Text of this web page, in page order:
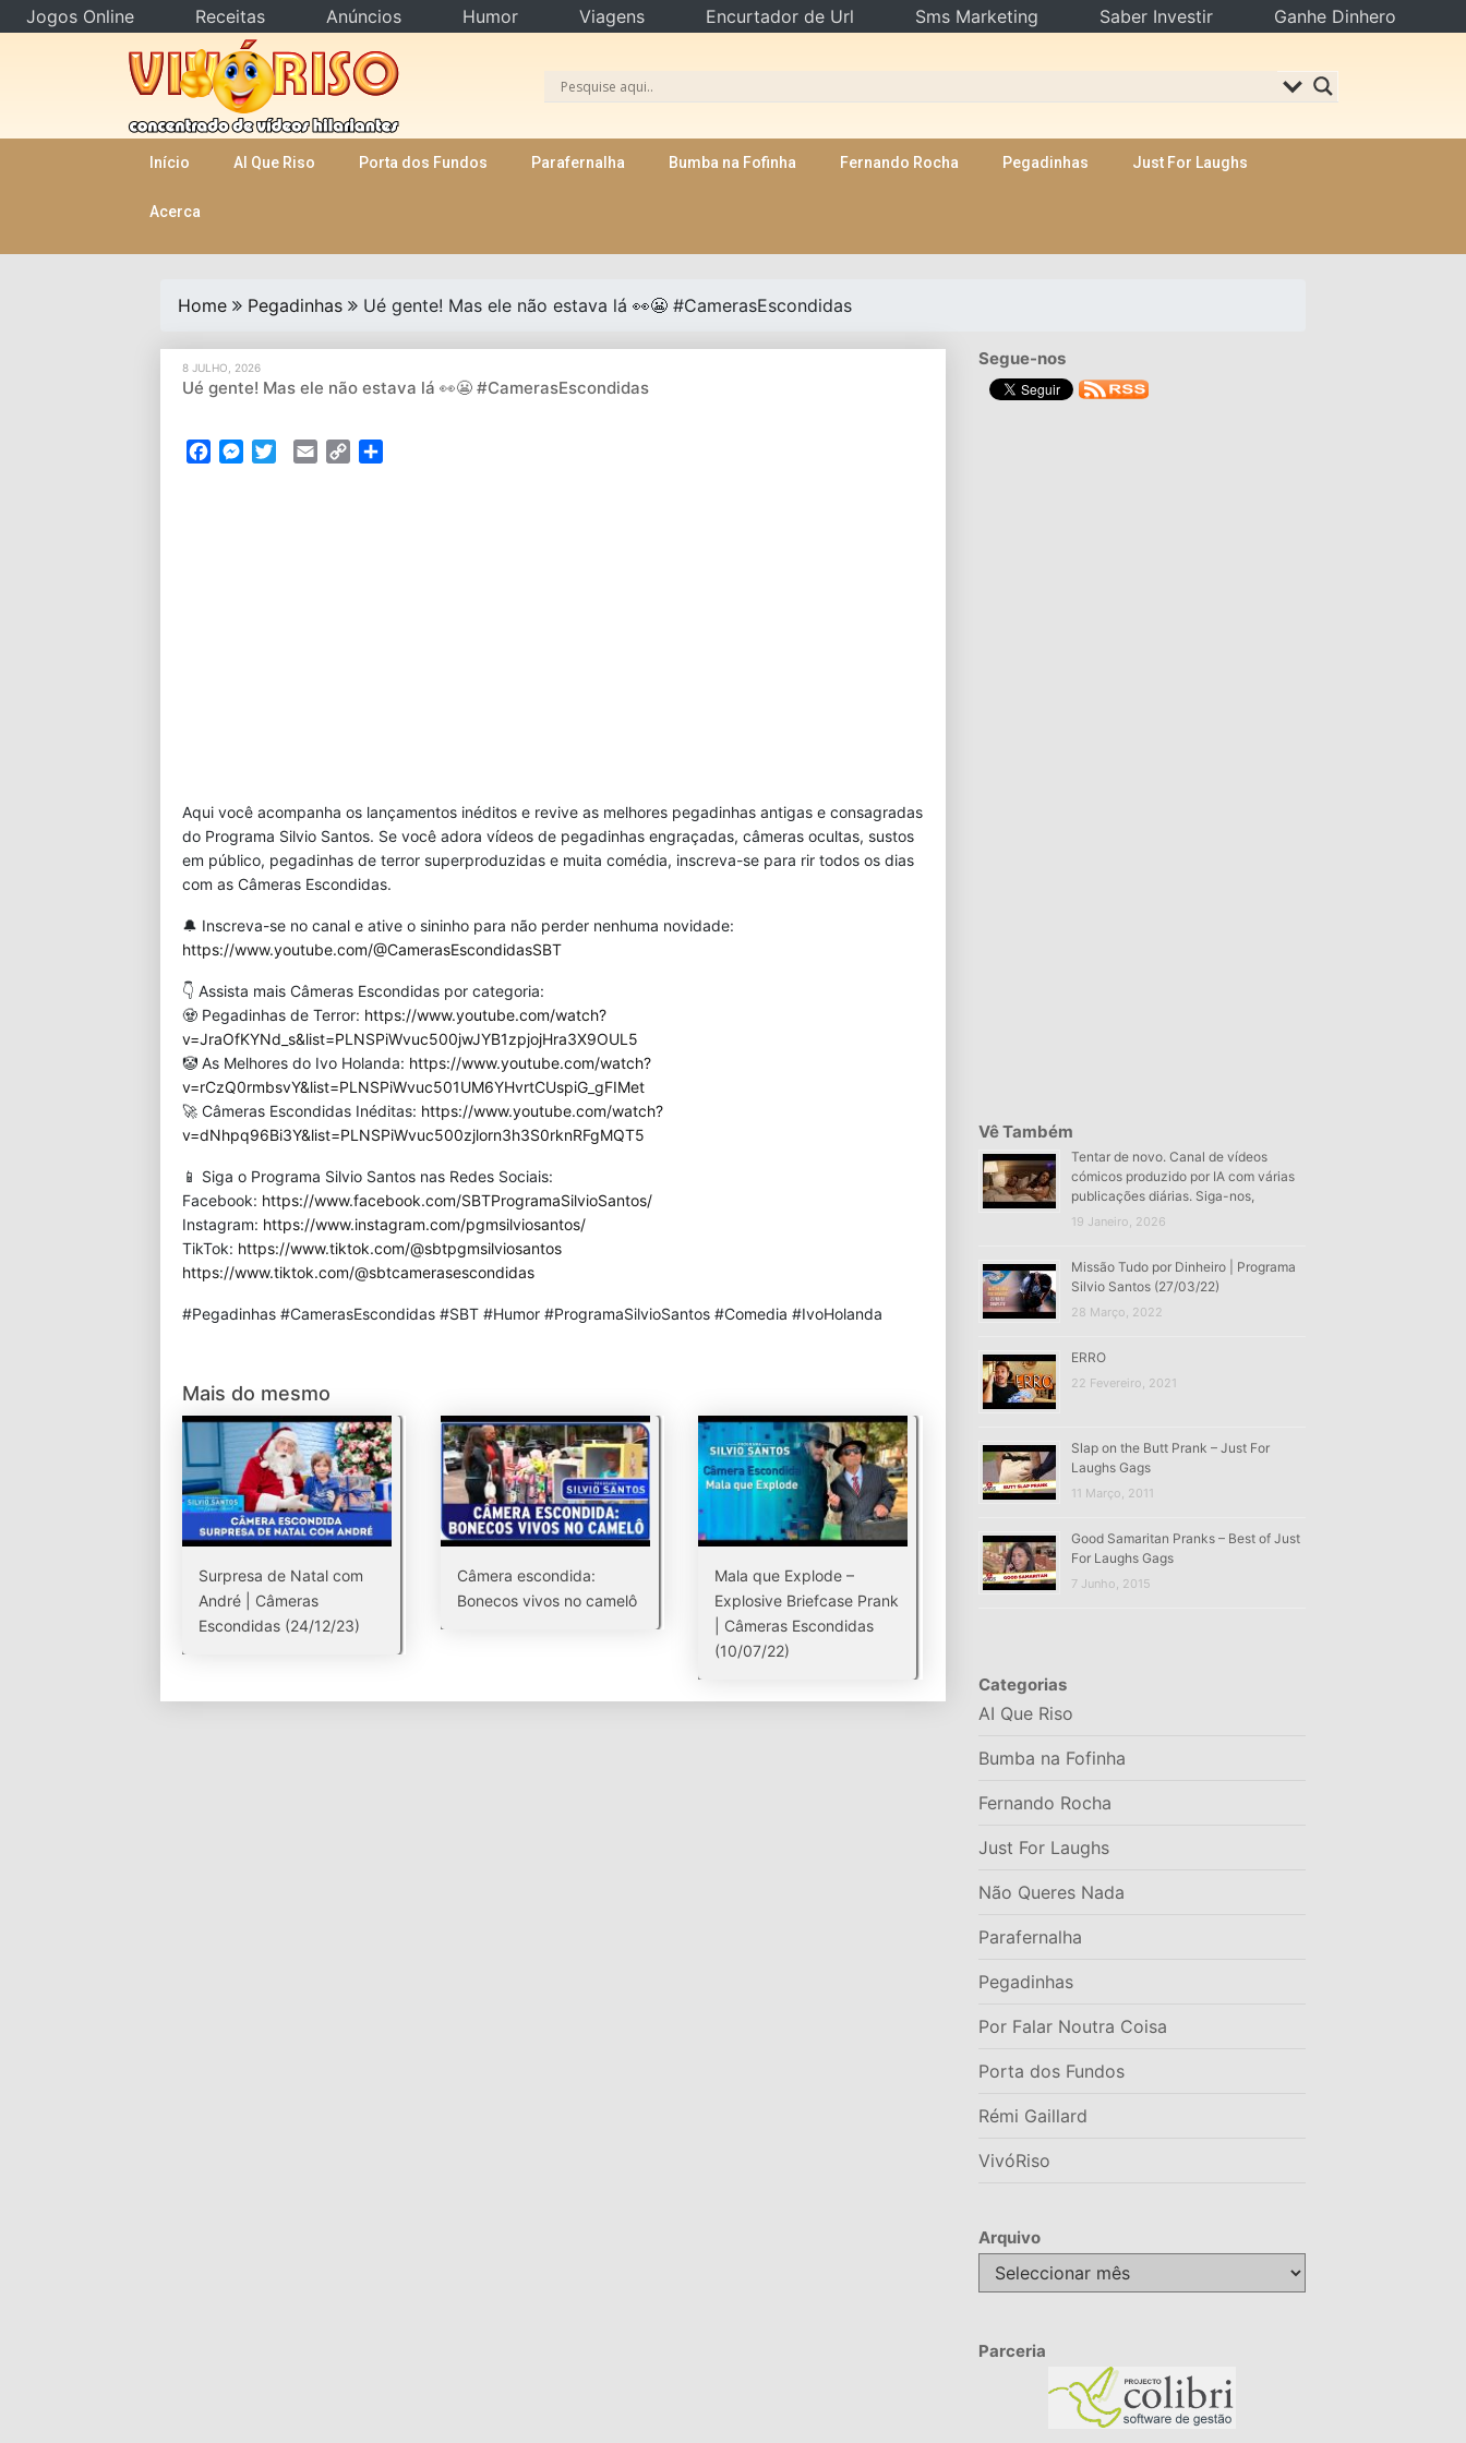
Início AI Que Riso Porta dos Fundos Parafernalha Bumba na Fofinha Fernando Rocha Pegadinhas Just For Laughs
Acerca
Home Pegadinhas Ué gente! Mas ele não estava lá 👀😬 #CamerasEscondidas
8 JULHO, 2026
Ué gente! Mas ele não estava lá 👀😬 #CamerasEscondidas
FacebookMessenger
TwitterEmail Copy
Aqui você acompanha os lançamentos inéditos e revive as melhores pegadinhas antigas e consagradas
do Programa Silvio Santos. Se você adora vídeos de pegadinhas engraçadas, câmeras ocultas, sustos
em público, pegadinhas de terror superproduzidas e muita comédia, inscreva-se para rir todos os dias
com as Câmeras Escondidas.
🔔 Inscreva-se no canal e ative o sininho para não perder nenhuma novidade:
https://www.youtube.com/@CamerasEscondidasSBT
👇 Assista mais Câmeras Escondidas por categoria:
🧟 Pegadinhas de Terror: https://www.youtube.com/watch?
v=JraOfKYNd_s&list=PLNSPiWvuc500jwJYB1zpjojHra3X9OUL5
🤡 As Melhores do Ivo Holanda: https://www.youtube.com/watch?
v=rCzQ0rmbsvY&list=PLNSPiWvuc501UM6YHvrtCUspiG_gFIMet
🚀 Câmeras Escondidas Inéditas: https://www.youtube.com/watch?
v=dNhpq96Bi3Y&list=PLNSPiWvuc500zjlorn3h3S0rknRFgMQT5
📱 Siga o Programa Silvio Santos nas Redes Sociais:
Facebook: https://www.facebook.com/SBTProgramaSilvioSantos/
Instagram: https://www.instagram.com/pgmsilviosantos/
TikTok: https://www.tiktok.com/@sbtpgmsilviosantos
https://www.tiktok.com/@sbtcamerasescondidas
#Pegadinhas #CamerasEscondidas #SBT #Humor #ProgramaSilvioSantos #Comedia #IvoHolanda
Mais do mesmo
Surpresa de Natal com
André | Câmeras
Escondidas (24/12/23)
Câmera escondida:
Bonecos vivos no camelô
Mala que Explode –
Explosive Briefcase Prank
| Câmeras Escondidas
(10/07/22)
Segue-nos
Vê Também
Tentar de novo. Canal de vídeos
cómicos produzido por IA com várias
publicações diárias. Siga-nos,
19 Janeiro, 2026
Missão Tudo por Dinheiro | Programa
Silvio Santos (27/03/22)
28 Março, 2022
ERRO
22 Fevereiro, 2021
Slap on the Butt Prank – Just For
Laughs Gags
11 Março, 2011
Good Samaritan Pranks – Best of Just
For Laughs Gags
7 Junho, 2015
Categorias
AI Que Riso
Bumba na Fofinha
Fernando Rocha
Just For Laughs
Não Queres Nada
Parafernalha
Pegadinhas
Por Falar Noutra Coisa
Porta dos Fundos
Rémi Gaillard
VivóRiso
Arquivo
Arquivo
Parceria
Jogos Online Receitas Anúncios Humor Viagens Encurtador de Url Sms Marketing Saber Investir Ganhe Dinhero